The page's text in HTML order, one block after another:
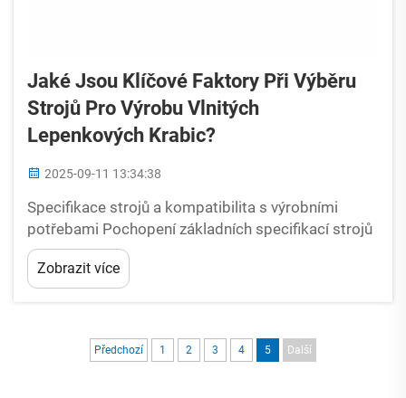
Jaké Jsou Klíčové Faktory Při Výběru
Strojů Pro Výrobu Vlnitých
Lepenkových Krabic?
2025-09-11 13:34:38
Specifikace strojů a kompatibilita s výrobními
potřebami Pochopení základních specifikací strojů
pro výrobu vlnitých krabic Výběr strojů pro výrobu
vlnitých krabic vyžaduje přesné sladění technických
specifikací a provozních požadavků.
Zobrazit více
Předchozí 1 2 3 4 5 Další